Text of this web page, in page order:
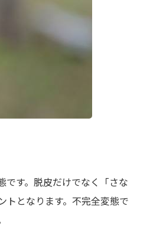
です。脱皮だけでなく「さな
トとなります。不完全変態で